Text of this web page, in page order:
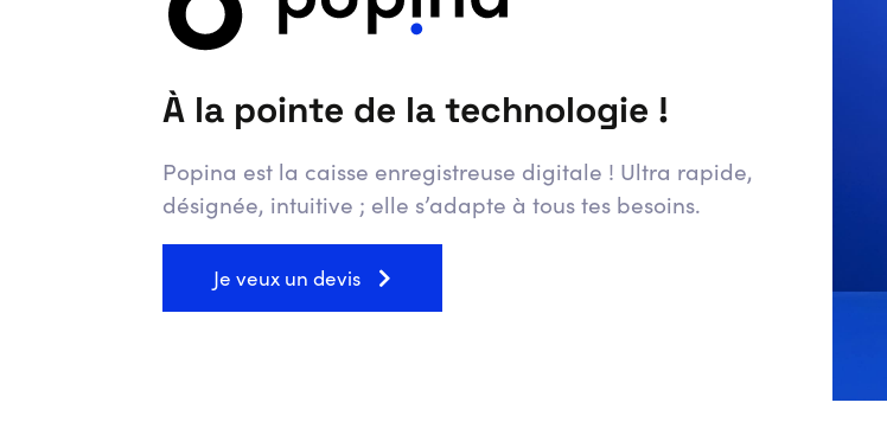
À la pointe de la technologie !
Popina est la caisse enregistreuse digitale ! Ultra rapide,
désignée, intuitive ; elle s’adapte à tous tes besoins.
Je veux un devis